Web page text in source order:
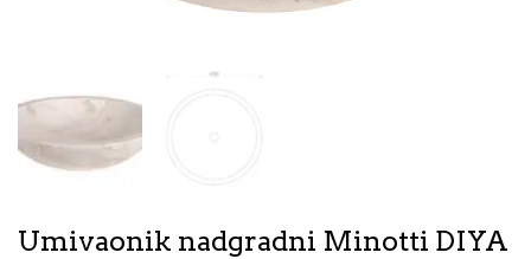
Umivaonik nadgradni Minotti DIYA